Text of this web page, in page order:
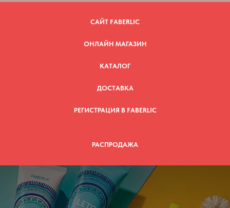
САЙТ FABERLIC
ОНЛАЙН МАГАЗИН
КАТАЛОГ
ДОСТАВКА
РЕГИСТРАЦИЯ В FABERLIC
РАСПРОДАЖА